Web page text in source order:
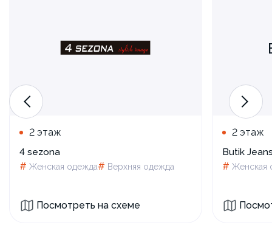
2 этаж
4 sezona
# Женская одежда# Верхняя одежда
Посмотреть на схеме
2 этаж
Butik
# Женская